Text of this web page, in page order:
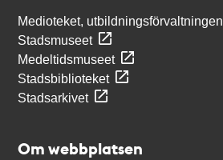
Medioteket, utbildningsförvaltningen
Stadsmuseet
Medeltidsmuseet
Stadsbiblioteket
Stadsarkivet
Om webbplatsen